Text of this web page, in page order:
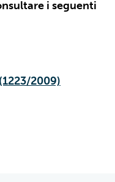
i seguenti
2009)